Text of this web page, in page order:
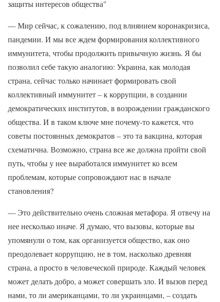
защиты интересов общества"
— Мир сейчас, к сожалению, под влиянием коронакризиса,
пандемии. И мы все ждем формирования коллективного
иммунитета, чтобы продолжить привычную жизнь. Я бы
позволил себе такую аналогию: Украина, как молодая
страна, сейчас только начинает формировать свой
коллективный иммунитет – к коррупции, в создании
демократических институтов, в возрождении гражданского
общества. И в таком ключе мне почему-то кажется, что
советы постоянных демократов – это та вакцина, которая
схематична. Возможно, страна все же должна пройти свой
путь, чтобы у нее выработался иммунитет ко всем
проблемам, которые сопровождают нас в начале
становления?
— Это действительно очень сложная метафора. Я отвечу на
нее несколько иначе. Я думаю, что вызовы, которые вы
упомянули о том, как организуется общество, как оно
преодолевает коррупцию, не в том, насколько древняя
страна, а просто в человеческой природе. Каждый человек
может делать добро, а может совершать зло. И вызов перед
нами, то ли американцами, то ли украинцами, – создать